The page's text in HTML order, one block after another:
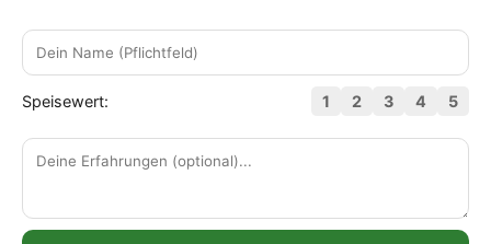
Speisewert: 1 2 3 4 5